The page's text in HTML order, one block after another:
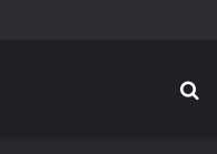
gran final del RallyACP